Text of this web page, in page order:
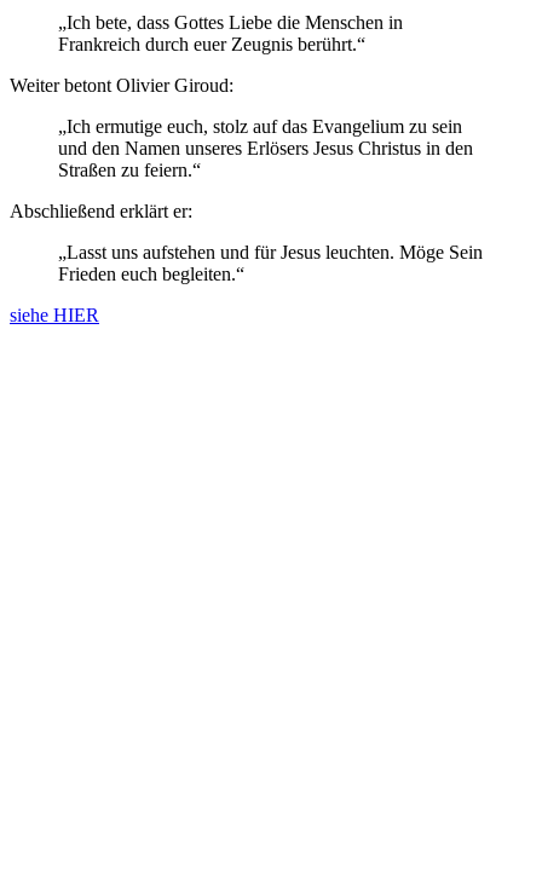
„Ich bete, dass Gottes Liebe die Menschen in
Frankreich durch euer Zeugnis berührt.“
Weiter betont Olivier Giroud:
„Ich ermutige euch, stolz auf das Evangelium zu sein
und den Namen unseres Erlösers Jesus Christus in den
Straßen zu feiern.“
Abschließend erklärt er:
„Lasst uns aufstehen und für Jesus leuchten. Möge Sein
Frieden euch begleiten.“
siehe HIER